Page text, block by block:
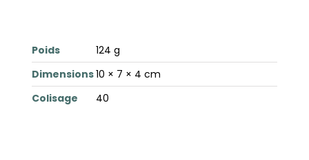
Poids
124 g
Dimensions10 × 7 × 4 cm
Colisage
40